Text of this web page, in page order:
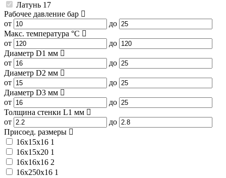
Латунь 17
Рабочее давление бар
от
до
Макс. температура °C
от
до
Диаметр D1 мм
от
до
Диаметр D2 мм
от
до
Диаметр D3 мм
от
до
Толщина стенки L1 мм
от
до
Присоед. размеры
16x15x16 1
16x15x20 1
16x16x16 2
16x250х16 1